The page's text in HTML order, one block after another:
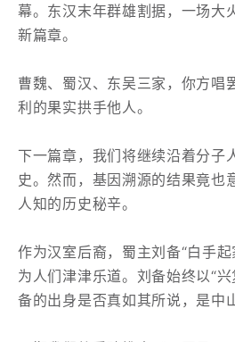
幕。东汉末年群雄割据，一场大
新篇章。
曹魏、蜀汉、东吴三家，你方唱
利的果实拱手他人。
下一篇章，我们将继续沿着分子
史。然而，基因溯源的结果竟也
人知的历史秘辛。
作为汉室后裔，蜀主刘备“白手
为人们津津乐道。刘备始终以“
备的出身是否真如其所说，是中